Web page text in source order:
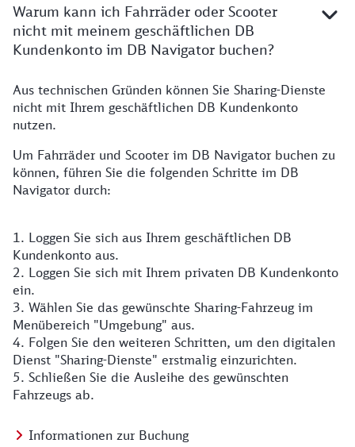
Warum kann ich Fahrräder oder Scooter
nicht mit meinem geschäftlichen DB
Kundenkonto im DB Navigator buchen?
Aus technischen Gründen können Sie Sharing-Dienste
nicht mit Ihrem geschäftlichen DB Kundenkonto
nutzen.
Um Fahrräder und Scooter im DB Navigator buchen zu
können, führen Sie die folgenden Schritte im DB
Navigator durch:
1. Loggen Sie sich aus Ihrem geschäftlichen DB
Kundenkonto aus.
2. Loggen Sie sich mit Ihrem privaten DB Kundenkonto
ein.
3. Wählen Sie das gewünschte Sharing-Fahrzeug im
Menübereich "Umgebung" aus.
4. Folgen Sie den weiteren Schritten, um den digitalen
Dienst "Sharing-Dienste" erstmalig einzurichten.
5. Schließen Sie die Ausleihe des gewünschten
Fahrzeugs ab.
Informationen zur Buchung